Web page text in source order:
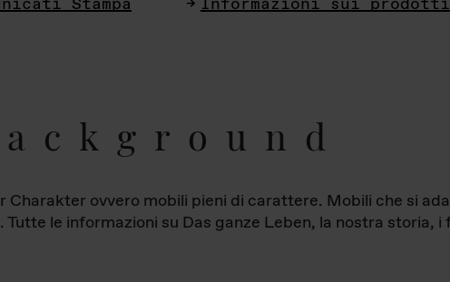
Charakter ovvero mobili pieni di carattere. Mobili che si
le informazioni su Das ganze Leben, la nostra storia,